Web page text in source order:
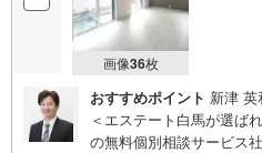
画像36枚
おすすめポイント 新津 英
＜エステート白馬が選ば
の無料個別相談サービス